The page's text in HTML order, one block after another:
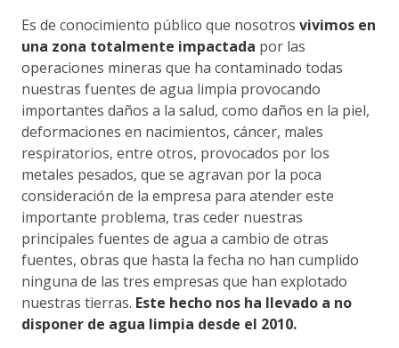
Es de conocimiento público que nosotros vivimos en
una zona totalmente impactada por las
operaciones mineras que ha contaminado todas
nuestras fuentes de agua limpia provocando
importantes daños a la salud, como daños en la piel,
deformaciones en nacimientos, cáncer, males
respiratorios, entre otros, provocados por los
metales pesados, que se agravan por la poca
consideración de la empresa para atender este
importante problema, tras ceder nuestras
principales fuentes de agua a cambio de otras
fuentes, obras que hasta la fecha no han cumplido
ninguna de las tres empresas que han explotado
nuestras tierras. Este hecho nos ha llevado a no
disponer de agua limpia desde el 2010.